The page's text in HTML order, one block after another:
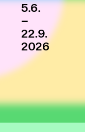
5.6.
–
22.9.
2026